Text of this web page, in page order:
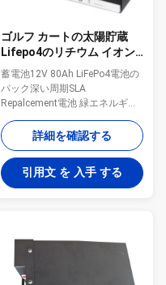
ゴルフ カートの太陽貯蔵
Lifepo4のリチウム イオン
電池EV深い周期12V 80Ah
蓄電池12V 80Ah LiFePo4電池の
パック深い周期SLA
Repalcement電池 緑エネルギー
LiFePo4電池のRohs標準的な
12V 80Ah深いCyleの長い生命 使
用可能および鉛酸蓄電池の充電
器セットと電池を満たすこと容
易 内部細胞のバランスをとり、
2000以上の周期は2年を保証し
のさまざまな適用のための60度
への広くtemepratureの範囲
OEM ODMのブランドおよびカス
詳細を確認する
引用文 を 入手 する